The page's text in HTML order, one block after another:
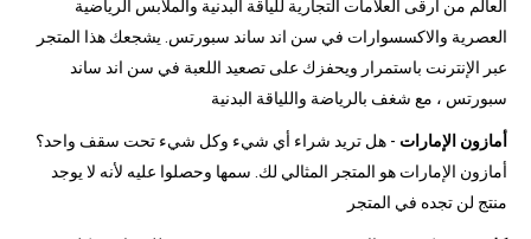
العالم من أرقى العلامات التجارية للياقة البدنية والملابس الرياضية
العصرية والاكسسوارات في سن اند ساند سبورتس. يشجعك هذا المتجر
عبر الإنترنت باستمرار ويحفزك على تصعيد اللعبة في سن اند ساند
سبورتس ، مع شغف بالرياضة واللياقة البدنية
أمازون الإمارات - هل تريد شراء أي شيء وكل شيء تحت سقف واحد؟
أمازون الإمارات هو المتجر المثالي لك. سمها وحصلوا عليه لأنه لا يوجد
منتج لن تجده في المتجر